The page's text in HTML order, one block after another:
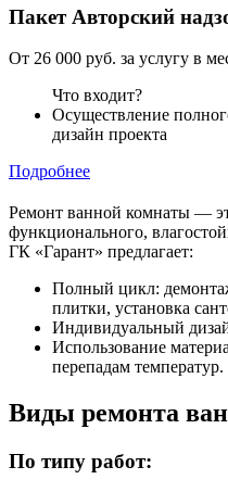
ПакетАвторский
От 26 000 руб. за услугу в
Что входит?
Осуществление
дизайн проекта
Подробнее
Ремонт ванной комнаты —
функционального,
ГК «Гарант» предлагает:
Полный цикл:
плитки, установка
Индивидуальный
Использование
перепадам температур.
Виды ремонта
По типу работ: